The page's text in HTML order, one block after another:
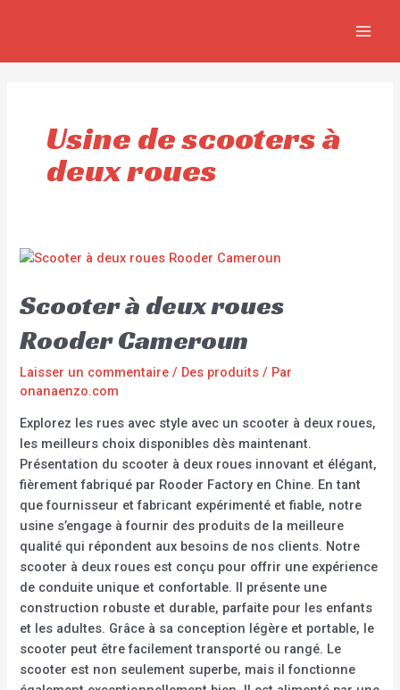
Usine de scooters à
deux roues
Scooter à deux roues
Rooder Cameroun
Laisser un commentaire / Des produits / Par
onanaenzo.com
Explorez les rues avec style avec un scooter à deux roues,
les meilleurs choix disponibles dès maintenant.
Présentation du scooter à deux roues innovant et élégant,
fièrement fabriqué par Rooder Factory en Chine. En tant
que fournisseur et fabricant expérimenté et fiable, notre
usine s’engage à fournir des produits de la meilleure
qualité qui répondent aux besoins de nos clients. Notre
scooter à deux roues est conçu pour offrir une expérience
de conduite unique et confortable. Il présente une
construction robuste et durable, parfaite pour les enfants
et les adultes. Grâce à sa conception légère et portable, le
scooter peut être facilement transporté ou rangé. Le
scooter est non seulement superbe, mais il fonctionne